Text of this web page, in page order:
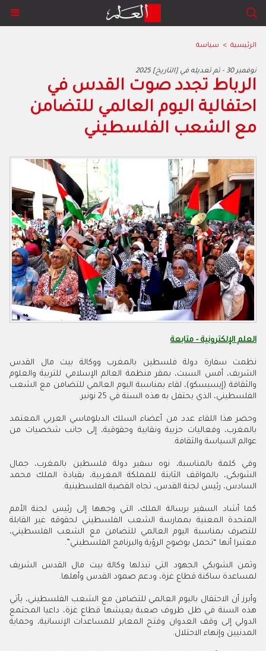
الرئيسية > سياسة
2025 نوفمبر 30 - تم تعديله في [التاريخ]
الرباط تجدد صوت القدس في
احتفالية اليوم العالمي للتضامن
مع الشعب الفلسطيني
العلم الإلكترونية - متابعة
نظمت سفارة دولة فلسطين بالمغرب ووكالة بيت مال القدس
الشريف، أمس السبت، بمقر منظمة العالم الإسلامي للتربية والعلوم
والثقافة (إيسيسكو)، لقاء بمناسبة اليوم العالمي للتضامن مع الشعب
الفلسطيني، الذي يحتفل به هذه السنة في 25 نونبر.
وحضر هذا اللقاء عدد من أعضاء السلك الدبلوماسي العربي المعتمد
بالمغرب، وفعاليات حزبية ونقابية وحقوقية، إلى جانب شخصيات من
عوالم السياسة والثقافة.
وفي كلمة بالمناسبة، نوه سفير دولة فلسطين بالمغرب، جمال
الشوبكي، بالمواقف الثابتة للمملكة المغربية، بقيادة الملك محمد
السادس، رئيس لجنة القدس، تجاه القضية الفلسطينية.
كما أشاد السفير برسالة الملك، التي وجهها إلى رئيس لجنة الأمم
المتحدة المعنية بممارسة الشعب الفلسطيني لحقوقه غير القابلة
للتصرف بمناسبة اليوم العالمي للتضامن مع الشعب الفلسطيني،
معتبرا أنها “تحمل بوضوح الرؤية والبرنامج الفلسطيني”.
وثمن الشوبكي الجهود التي تبذلها وكالة بيت مال القدس الشريف
لمساعدة ساكنة قطاع غزة، ودعم صمود القدس وأهلها.
وأبرز أن الاحتفال باليوم العالمي للتضامن مع الشعب الفلسطيني، يأتي
هذه السنة في ظل ظروف صعبة يعيشها قطاع غزة، داعيا المجتمع
الدولي إلى وقف العدوان وفتح المعابر للمساعدات الإنسانية، وحماية
المدنيين وإنهاء الاحتلال.